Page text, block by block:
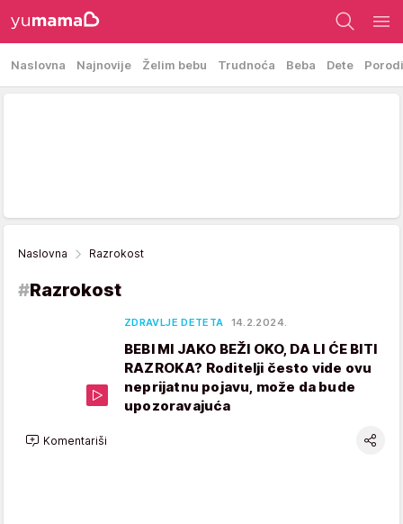
Naslovna Najnovije Želim bebu Trudnoća Beba Dete
Naslovna Razrokost
#Razrokost
ZDRAVLJE DETETA 14.2.2024.
BEBI MI JAKO BEŽI OKO, DA LI ĆE BITI
RAZROKA? Roditelji često vide ovu
neprijatnu pojavu, može da bude
upozoravajuća
Komentariši